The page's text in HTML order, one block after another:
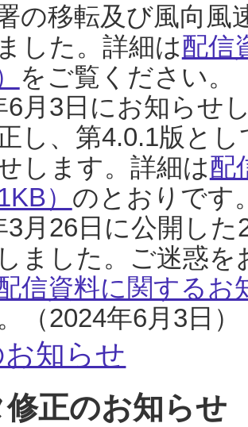
の移転及び風向風
した。詳細は配信
をご覧ください。
6月3日にお知らせ
し、第4.0.1版と
します。詳細は配
） のとおりです
3月26日に公開し
ました。ご迷惑
信資料に関するお
（2024年6月3日）
知らせ
正のお知らせ